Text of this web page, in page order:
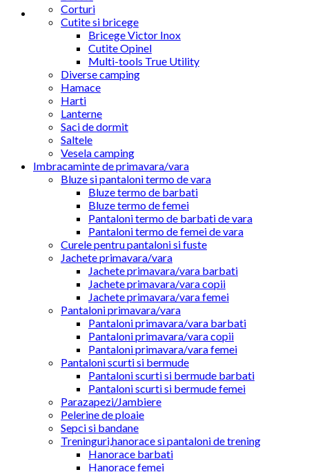
Corturi
Cutite si bricege
Bricege Victor Inox
Cutite Opinel
Multi-tools True Utility
Diverse camping
Hamace
Harti
Lanterne
Saci de dormit
Saltele
Vesela camping
Imbracaminte de primavara/vara
Bluze si pantaloni termo de vara
Bluze termo de barbati
Bluze termo de femei
Pantaloni termo de barbati de vara
Pantaloni termo de femei de vara
Curele pentru pantaloni si fuste
Jachete primavara/vara
Jachete primavara/vara barbati
Jachete primavara/vara copii
Jachete primavara/vara femei
Pantaloni primavara/vara
Pantaloni primavara/vara barbati
Pantaloni primavara/vara copii
Pantaloni primavara/vara femei
Pantaloni scurti si bermude
Pantaloni scurti si bermude barbati
Pantaloni scurti si bermude femei
Parazapezi/Jambiere
Pelerine de ploaie
Sepci si bandane
Treninguri,hanorace si pantaloni de trening
Hanorace barbati
Hanorace femei